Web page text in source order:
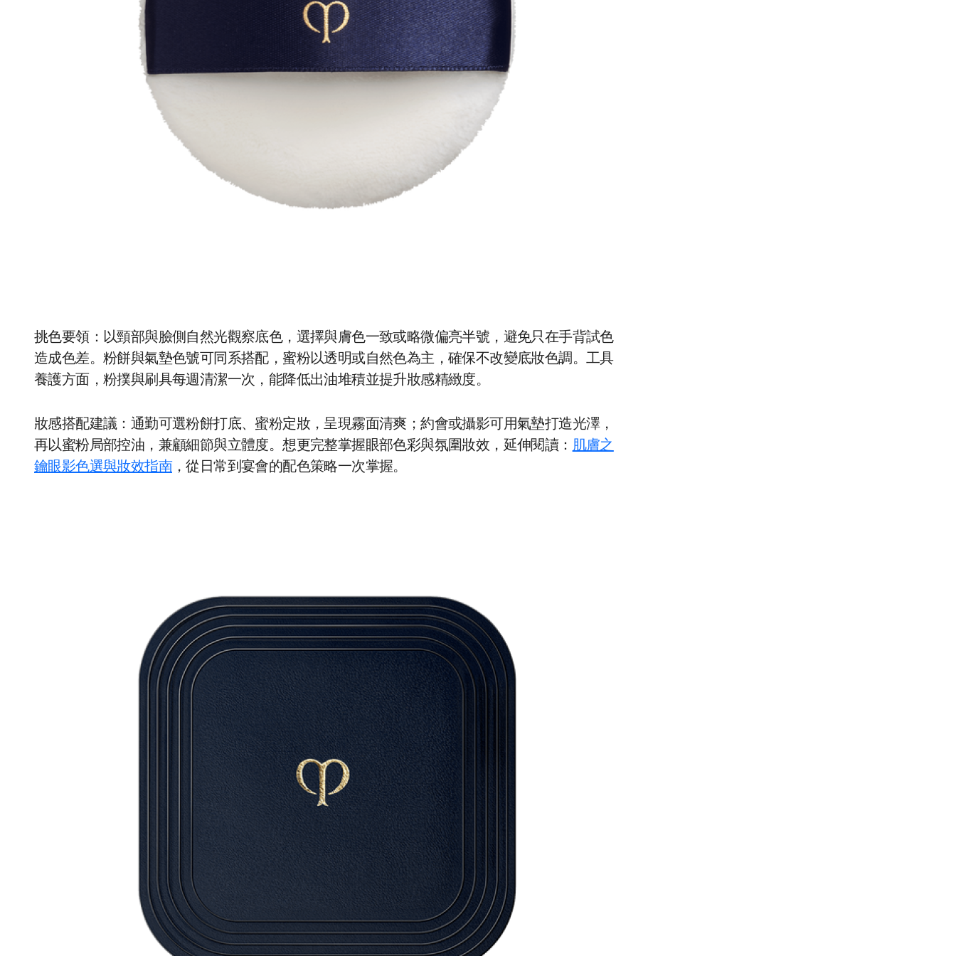
挑色要領：以頸部與臉側自然光觀察底色，選擇與膚色一致或略微偏亮半號，避免只在手背試色
造成色差。粉餅與氣墊色號可同系搭配，蜜粉以透明或自然色為主，確保不改變底妝色調。工具
養護方面，粉撲與刷具每週清潔一次，能降低出油堆積並提升妝感精緻度。
妝感搭配建議：通勤可選粉餅打底、蜜粉定妝，呈現霧面清爽；約會或攝影可用氣墊打造光澤，
再以蜜粉局部控油，兼顧細節與立體度。想更完整掌握眼部色彩與氛圍妝效，延伸閱讀： 肌膚之
鑰眼影色選與妝效指南 ，從日常到宴會的配色策略一次掌握。